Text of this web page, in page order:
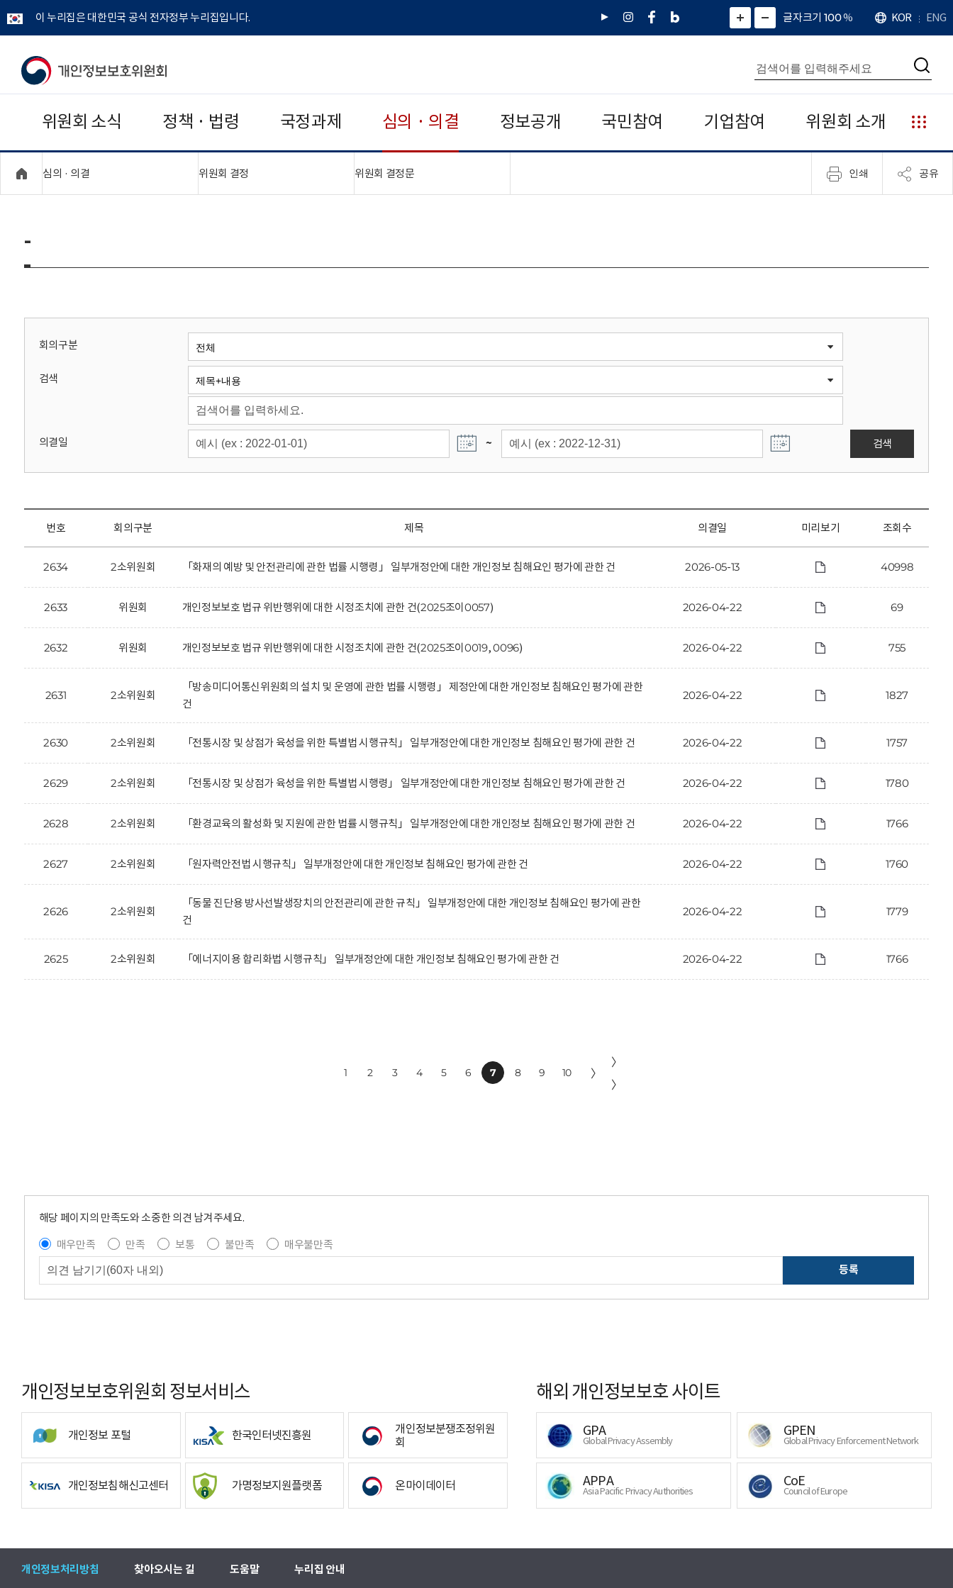
이 누리집은 대한민국 공식 전자정부 누리집입니다.
유
인
페
네
그
)
화
면
면
소
확
대
치
글자크기 100%
언
어
KOR ENG
개
보
보
위
회
통
합
검
색
검
위원회 소식 정책 · 법령 국정과제 심의 · 의결 정보공개 국민참여 기업참여 위원회 소개
누
리
집
안
심의 · 의결 위원회 결정 위원회 결정문"접기,펼치기" 인쇄 공유
-
회의구분
검색
의결일 ~ 검색
번호 회의구분 제목 의결일 미리보기 조회수
2634 2소위원회 「화재의 예방 및 안전관리에 관한 법률 시행령」 일부개정안에 대한 개인정보 침해요인 평가에 관한 건 2026-05-13 40998
2633 위원회 개인정보보호 법규 위반행위에 대한 시정조치에 관한 건(2025조이0057) 2026-04-22 69
2632 위원회 개인정보보호 법규 위반행위에 대한 시정조치에 관한 건(2025조이0019, 0096) 2026-04-22 755
2631 2소위원회
「방송미디어통신위원회의 설치 및 운영에 관한 법률 시행령」 제정안에 대한 개인정보 침해요인 평가에 관한
건
2026-04-22 1827
2630 2소위원회 「전통시장 및 상점가 육성을 위한 특별법 시행규칙」 일부개정안에 대한 개인정보 침해요인 평가에 관한 건 2026-04-22 1757
2629 2소위원회 「전통시장 및 상점가 육성을 위한 특별법 시행령」 일부개정안에 대한 개인정보 침해요인 평가에 관한 건 2026-04-22 1780
2628 2소위원회 「환경교육의 활성화 및 지원에 관한 법률 시행규칙」 일부개정안에 대한 개인정보 침해요인 평가에 관한 건 2026-04-22 1766
2627 2소위원회 「원자력안전법 시행규칙」 일부개정안에 대한 개인정보 침해요인 평가에 관한 건 2026-04-22 1760
2626 2소위원회
「동물 진단용 방사선발생장치의 안전관리에 관한 규칙」 일부개정안에 대한 개인정보 침해요인 평가에 관한
건
2026-04-22 1779
2625 2소위원회 「에너지이용 합리화법 시행규칙」 일부개정안에 대한 개인정보 침해요인 평가에 관한 건 2026-04-22 1766
1 2 3 4 5 6 7 8 9 10 〉
〉
〉
해당 페이지의 만족도와 소중한 의견 남겨주세요.
매우만족
만족 보통 불만족
매우불만족
등록
개인정보보호위원회 정보서비스
개인정보 포털 한국인터넷진흥원
개인정보분쟁조정위원
회
개인정보침해신고센터 가명정보지원플랫폼 온마이데이터
해외 개인정보보호 사이트
GPA
Global Privacy Assembly
GPEN
Global Privacy Enforcement Network
APPA
Asia Pacific Privacy Authorities
CoE
Council of Europe
개인정보처리방침 찾아오시는 길 도움말 누리집 안내